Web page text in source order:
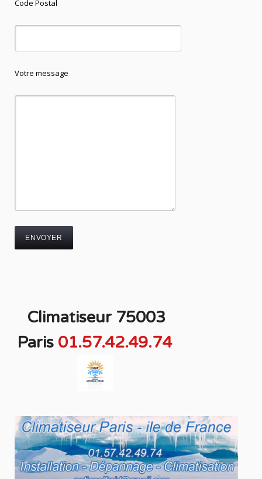
Code Postal
Votre message
Climatiseur 75003
Paris 01.57.42.49.74